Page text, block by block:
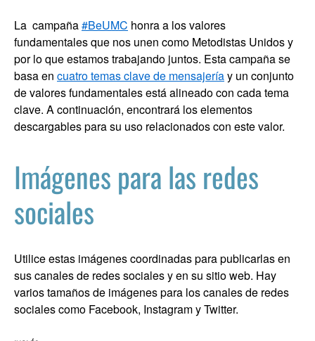
La campaña#BeUMC honra a los valores
fundamentales que nos unen como Metodistas Unidos y
por lo que estamos trabajando juntos. Esta campaña se
basa en cuatro temas clave de mensajeríay un conjunto
de valores fundamentales está alineado con cada tema
clave. A continuación, encontrará los elementos
descargables para su uso relacionados con este valor.
Imágenes para las redes
sociales
Utilice estas imágenes coordinadas para publicarlas en
sus canales de redes sociales y en su sitio web. Hay
varios tamaños de imágenes para los canales de redes
sociales como Facebook, Instagram y Twitter.